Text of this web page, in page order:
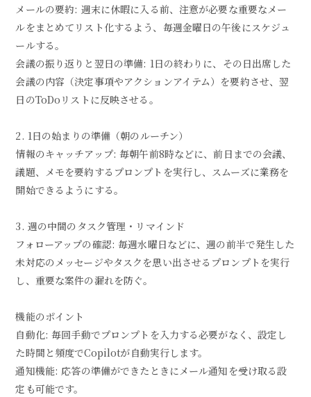
メールの要約: 週末に休暇に入る前、注意が必要な重要なメー
ルをまとめてリスト化するよう、毎週金曜日の午後にスケジュ
ールする。
会議の振り返りと翌日の準備: 1日の終わりに、その日出席した
会議の内容（決定事項やアクションアイテム）を要約させ、翌
日のToDoリストに反映させる。
2. 1日の始まりの準備（朝のルーチン）
情報のキャッチアップ: 毎朝午前8時などに、前日までの会議、
議題、メモを要約するプロンプトを実行し、スムーズに業務を
開始できるようにする。
3. 週の中間のタスク管理・リマインド
フォローアップの確認: 毎週水曜日などに、週の前半で発生した
未対応のメッセージやタスクを思い出させるプロンプトを実行
し、重要な案件の漏れを防ぐ。
機能のポイント
自動化: 毎回手動でプロンプトを入力する必要がなく、設定し
た時間と頻度でCopilotが自動実行します。
通知機能: 応答の準備ができたときにメール通知を受け取る設
定も可能です。